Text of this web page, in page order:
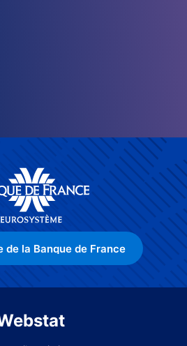
de la Banque de France